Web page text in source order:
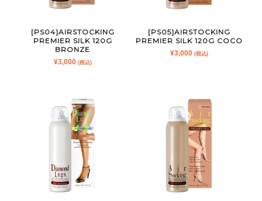
[PS04]AIRSTOCKING
PREMIER SILK 120G
BRONZE
¥3,000 (税込)
[PS05]AIRSTOCKING
PREMIER SILK 120G COCO
¥3,000 (税込)